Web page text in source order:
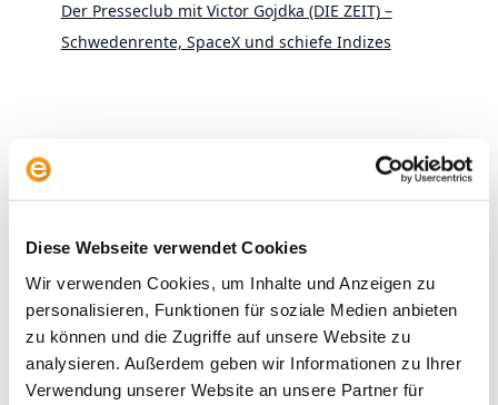
Diese Webseite verwendet Cookies
Wir verwenden Cookies, um Inhalte und Anzeigen zu
personalisieren, Funktionen für soziale Medien anbieten
zu können und die Zugriffe auf unsere Website zu
analysieren. Außerdem geben wir Informationen zu Ihrer
Verwendung unserer Website an unsere Partner für
Der Presseclub mit Victor Gojdka (DIE ZEIT) –
Schwedenrente, SpaceX und schiefe Indizes
Archive
2026
2025
2023